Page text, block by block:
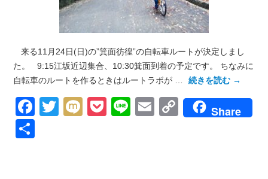
来る11月24日(日)の”箕面彷徨”の自転車ルートが決定しまし
た。 9:15江坂近辺集合、10:30箕面到着の予定です。 ちなみに
自転車のルートを作るときはルートラボが …
続きを読む →
Facebook
Twitter
MixiPocket
LineEmailCopyShare